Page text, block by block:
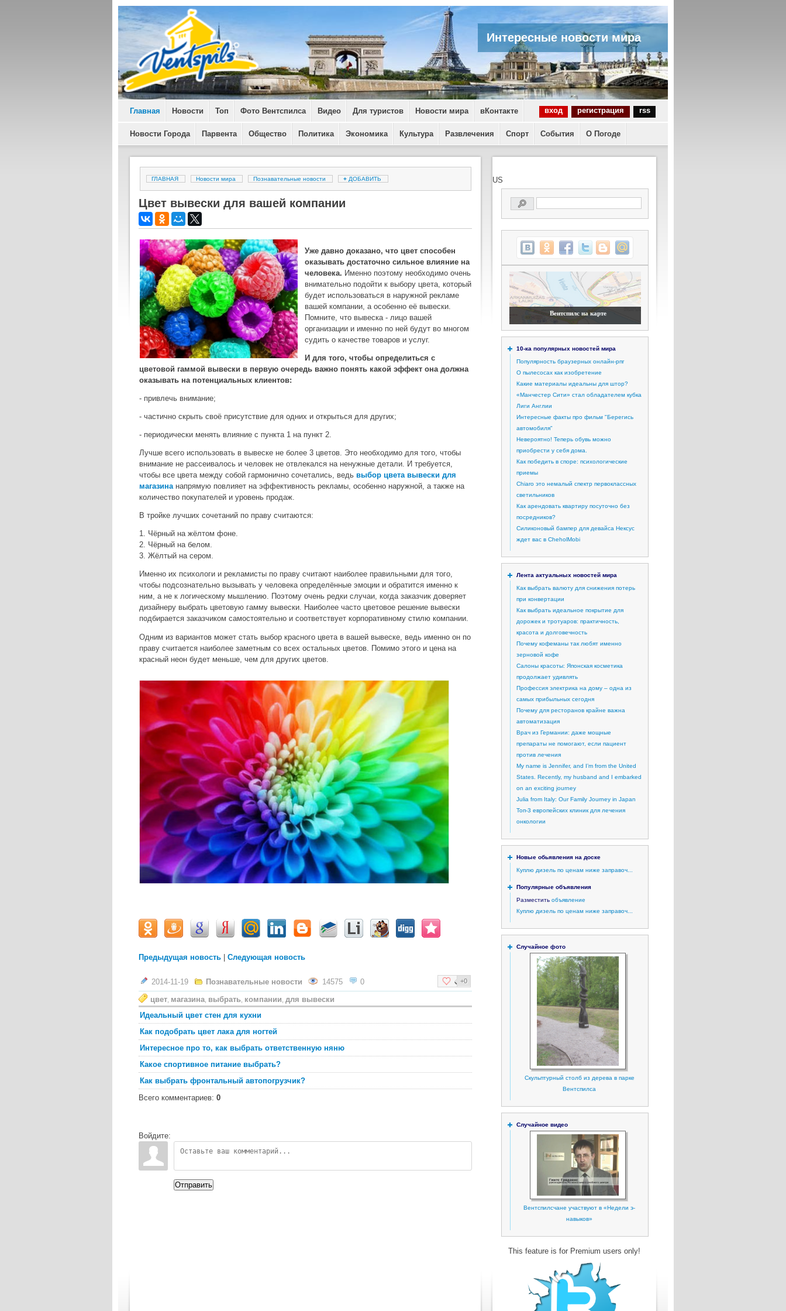
Интересные новости мира
Главная Новости Топ Фото Вентспилса Видео Для туристов Новости мира вКонтакте вход регистрация rss
Новости Города Парвента Общество Политика Экономика Культура Развлечения Спорт События О Погоде
ГЛАВНАЯ Новости мира Познавательные новости + ДОБАВИТЬ
Цвет вывески для вашей компании
Уже давно доказано, что цвет способен
оказывать достаточно сильное влияние на
человека. Именно поэтому необходимо очень
внимательно подойти к выбору цвета, который
будет использоваться в наружной рекламе
вашей компании, а особенно её вывески.
Помните, что вывеска - лицо вашей
организации и именно по ней будут во многом
судить о качестве товаров и услуг.
И для того, чтобы определиться с
цветовой гаммой вывески в первую очередь важно понять какой эффект она должна
оказывать на потенциальных клиентов:
- привлечь внимание;
- частично скрыть своё присутствие для одних и открыться для других;
- периодически менять влияние с пункта 1 на пункт 2.
Лучше всего использовать в вывеске не более 3 цветов. Это необходимо для того, чтобы
внимание не рассеивалось и человек не отвлекался на ненужные детали. И требуется,
чтобы все цвета между собой гармонично сочетались, ведь выбор цвета вывески для
магазинанапрямую повлияет на эффективность рекламы, особенно наружной, а также на
количество покупателей и уровень продаж.
В тройке лучших сочетаний по праву считаются:
1. Чёрный на жёлтом фоне.
2. Чёрный на белом.
3. Жёлтый на сером.
Именно их психологи и рекламисты по праву считают наиболее правильными для того,
чтобы подсознательно вызывать у человека определённые эмоции и обратится именно к
ним, а не к логическому мышлению. Поэтому очень редки случаи, когда заказчик доверяет
дизайнеру выбрать цветовую гамму вывески. Наиболее часто цветовое решение вывески
подбирается заказчиком самостоятельно и соответствует корпоративному стилю компании.
Одним из вариантов может стать выбор красного цвета в вашей вывеске, ведь именно он по
праву считается наиболее заметным со всех остальных цветов. Помимо этого и цена на
красный неон будет меньше, чем для других цветов.
Предыдущая новость Следующая новость
2014-11-19 Познавательные новости 14575 0 +0
цвет магазина выбрать компании для вывески
Идеальный цвет стен для кухни
Как подобрать цвет лака для ногтей
Интересное про то, как выбрать ответственную няню
Какое спортивное питание выбрать?
Как выбрать фронтальный автопогрузчик?
Всего комментариев: 0
Войдите:
Отправить
US
Вентспилс на карте
10-ка популярных новостей мира
Популярность браузерных онлайн-рпг
О пылесосах как изобретение
Какие материалы идеальны для штор?
«Манчестер Сити» стал обладателем кубка
Лиги Англии
Интересные факты про фильм "Берегись
автомобиля"
Невероятно! Теперь обувь можно
приобрести у себя дома.
Как победить в споре: психологические
приемы
Chiaro это немалый спектр первоклассных
светильников
Как арендовать квартиру посуточно без
посредников?
Силиконовый бампер для девайса Нексус
ждет вас в CheholMobi
Лента актуальных новостей мира
Как выбрать валюту для снижения потерь
при конвертации
Как выбрать идеальное покрытие для
дорожек и тротуаров: практичность,
красота и долговечность
Почему кофеманы так любят именно
зерновой кофе
Салоны красоты: Японская косметика
продолжает удивлять
Профессия электрика на дому – одна из
самых прибыльных сегодня
Почему для ресторанов крайне важна
автоматизация
Врач из Германии: даже мощные
препараты не помогают, если пациент
против лечения
My name is Jennifer, and I’m from the United
States. Recently, my husband and I embarked
on an exciting journey
Julia from Italy: Our Family Journey in Japan
Топ-3 европейских клиник для лечения
онкологии
Новые обьявления на доске
Куплю дизель по ценам ниже заправоч...
Популярные объявления
Разместить объявление
Куплю дизель по ценам ниже заправоч...
Случайное фото
Скульптурный столб из дерева в парке
Вентспилса
Случайное видео
Вентспилсчане участвуют в «Недели э-
навыков»
This feature is for Premium users only!